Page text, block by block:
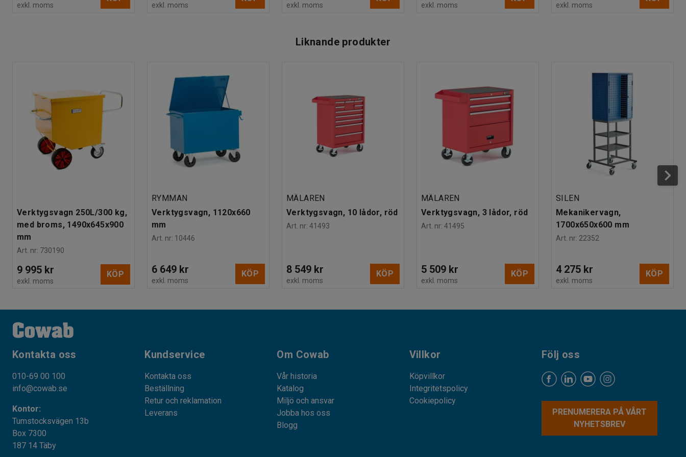
exkl. moms exkl. moms exkl. moms exkl. moms exkl. moms
Liknande produkter
Verktygsvagn 250L/300 kg,
med broms, 1490x645x900
mm
Art. nr: 730190
9 995 kr
exkl. moms
KÖP
RYMMAN
Verktygsvagn, 1120x660
mm
Art. nr: 10446
6 649 kr
exkl. moms
KÖP
MÄLAREN
Verktygsvagn, 10 lådor, röd
Art. nr: 41493
8 549 kr
exkl. moms
KÖP
MÄLAREN
Verktygsvagn, 3 lådor, röd
Art. nr: 41495
5 509 kr
exkl. moms
KÖP
SILEN
Mekanikervagn,
1700x650x600 mm
Art. nr: 22352
4 275 kr
exkl. moms
KÖP
Kontakta oss
010-69 00 100
info@cowab.se
Kontor:
Tumstocksvägen 13b
Box 7300
187 14 Täby
Kundservice
Kontakta oss
Beställning
Retur och reklamation
Leverans
Om Cowab
Vår historia
Katalog
Miljö och ansvar
Jobba hos oss
Blogg
Villkor
Köpvillkor
Integritetspolicy
Cookiepolicy
Följ oss
PRENUMERERA PÅ VÅRT
NYHETSBREV